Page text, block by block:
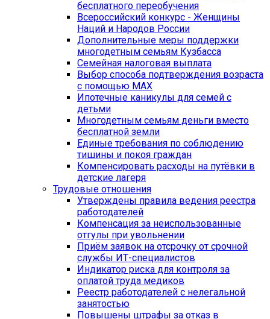
бесплатного переобучения
Всероссийский конкурс - Женщины
Наций и Народов России
Дополнительные меры поддержки
многодетным семьям Кузбасса
Семейная налоговая выплата
Выбор способа подтверждения возраста
с помощью MAX
Ипотечные каникулы для семей с
детьми
Многодетным семьям деньги вместо
бесплатной земли
Единые требования по соблюдению
тишины и покоя граждан
Компенсировать расходы на путёвки в
детские лагеря
Трудовые отношения
Утверждены правила ведения реестра
работодателей
Компенсация за неиспользованные
отгулы при увольнении
Приём заявок на отсрочку от срочной
службы ИТ-специалистов
Индикатор риска для контроля за
оплатой труда медиков
Реестр работодателей с нелегальной
занятостью
Повышены штрафы за отказ в